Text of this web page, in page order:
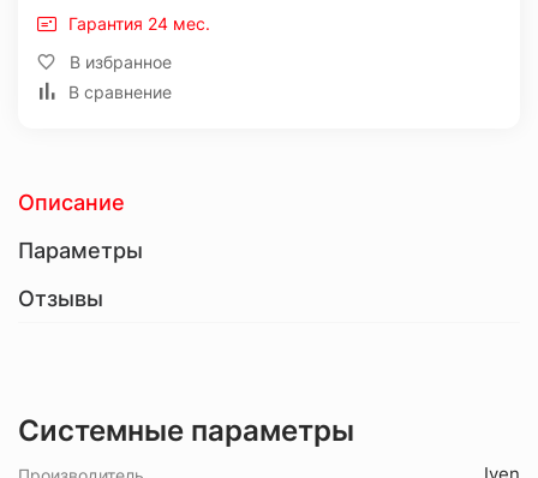
Гарантия 24 мес.
В избранное
В сравнение
Описание
Параметры
Отзывы
Системные параметры